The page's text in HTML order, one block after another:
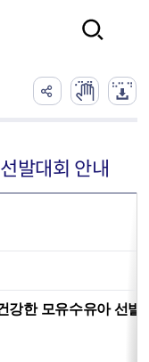
발대회 안내
강한 모유수유아 선발